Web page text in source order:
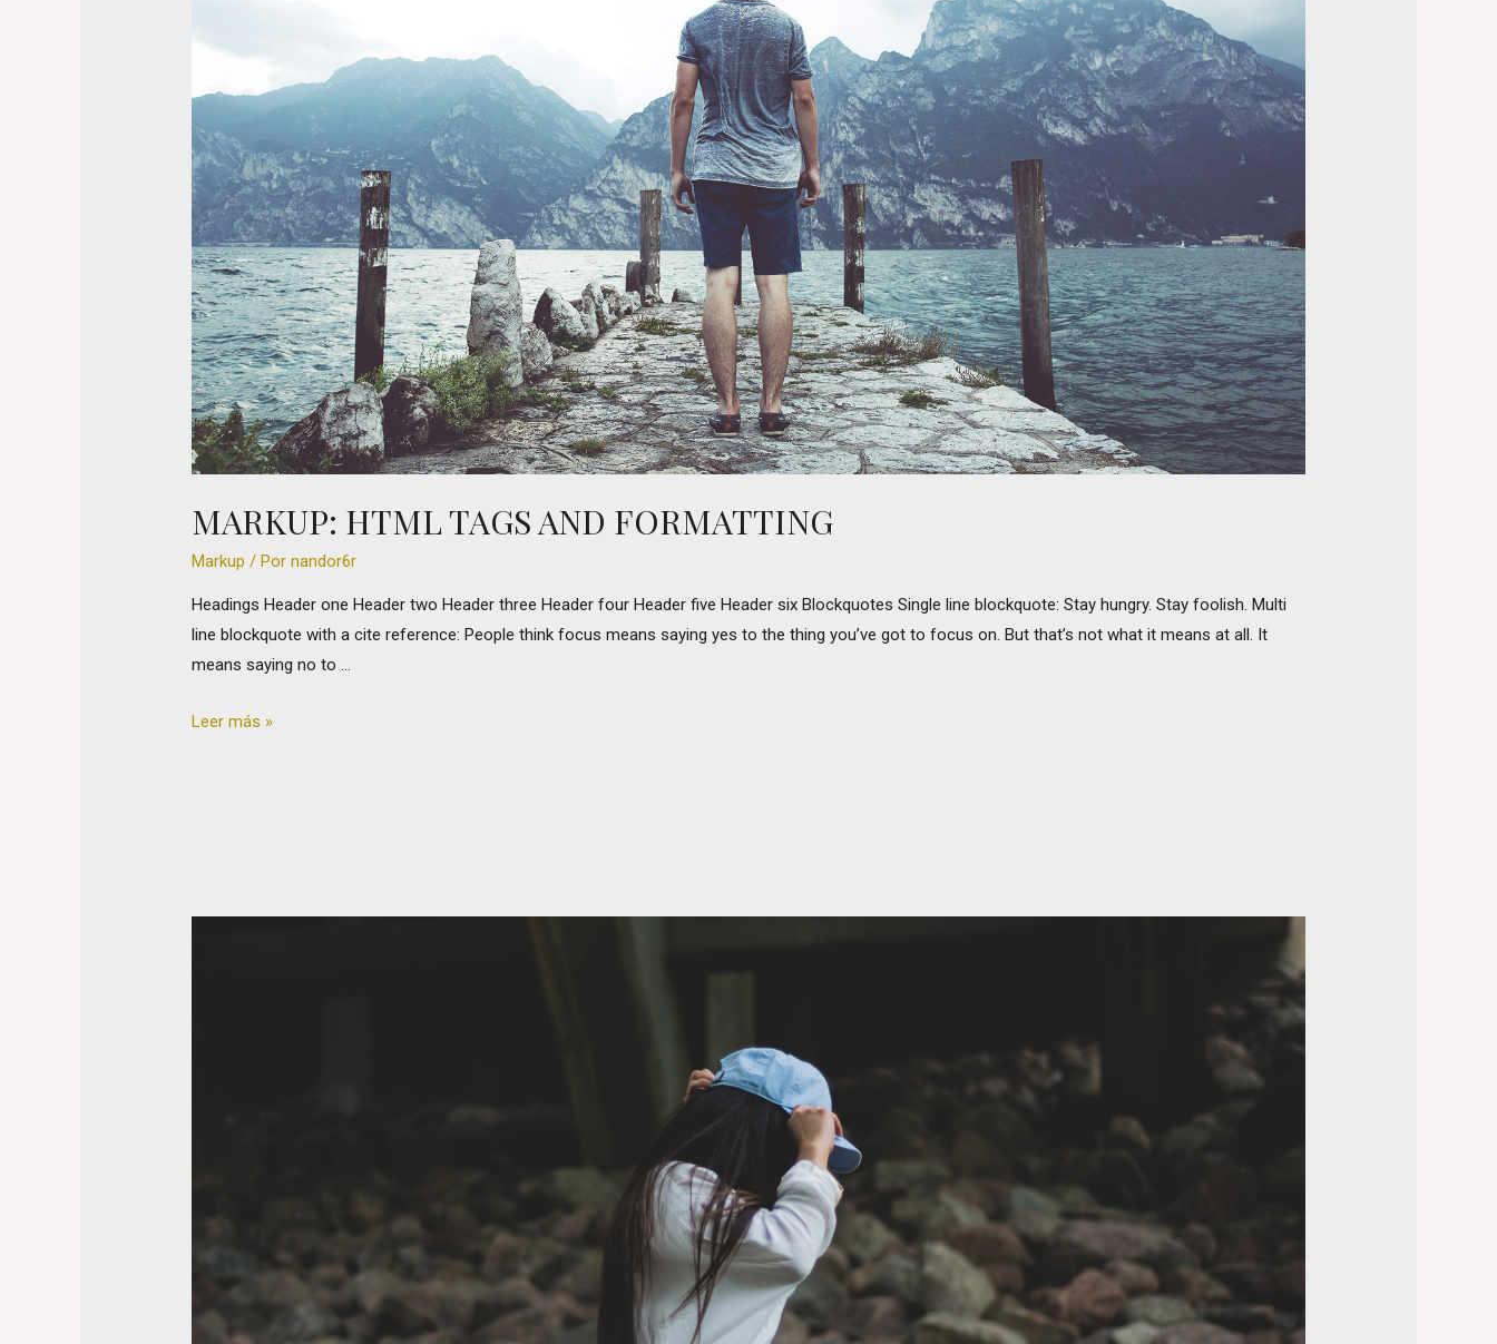
MARKUP: HTML TAGS AND FORMATTING
Markup / Pornandor6r
Headings Header one Header two Header three Header four Header five Header six Blockquotes Single line blockquote: Stay hungry. Stay foolish. Multi
line blockquote with a cite reference: People think focus means saying yes to the thing you’ve got to focus on. But that’s not what it means at all. It
means saying no to …
Markup:
Leer más »